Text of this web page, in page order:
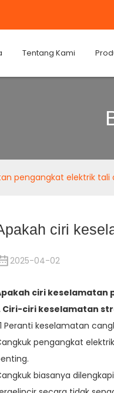
Tentang Kami
pengangkat elektrik tali
ciri
2025-04-02
ciri keselamatan
Ciri-ciri keselamatan
Peranti keselamatan
pengangkat
biasanya